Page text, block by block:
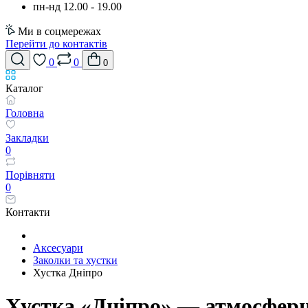
пн-нд 12.00 - 19.00
Ми в соцмережах
Перейти до контактів
0
0 0
Каталог
Головна
Закладки
0
Порівняти
0
Контакти
Аксесуари
Заколки та хустки
Хустка Дніпро